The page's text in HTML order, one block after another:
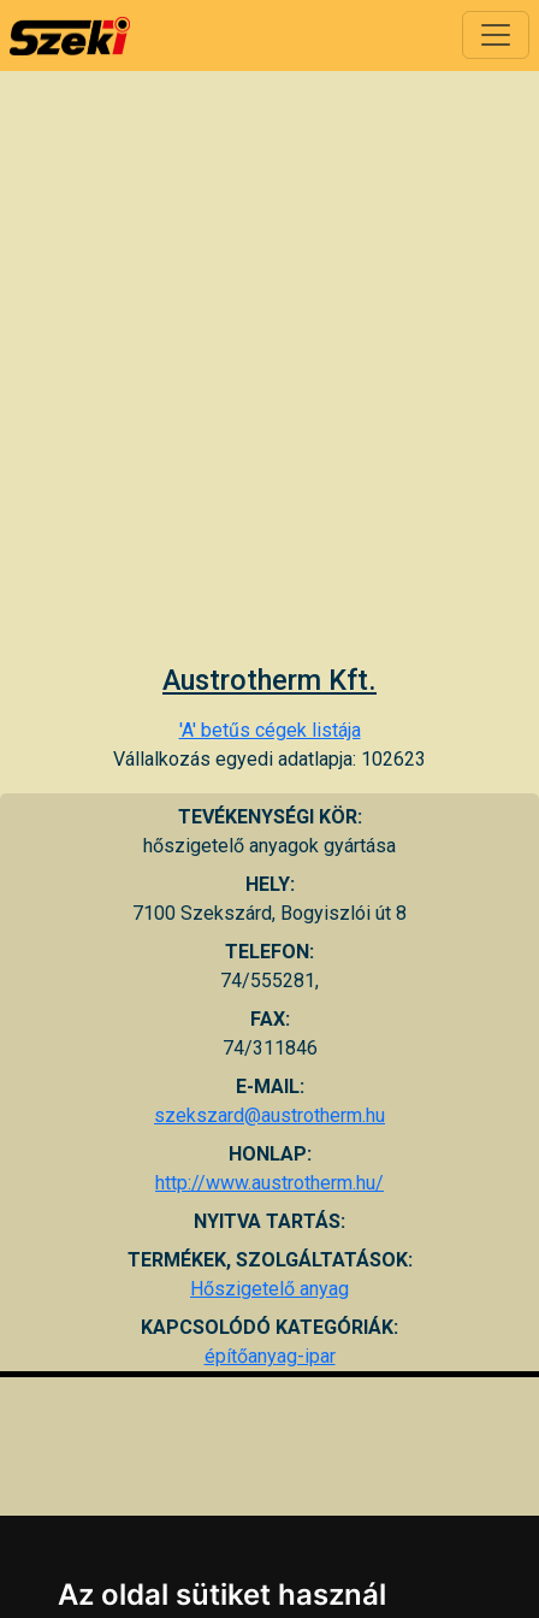
Austrotherm Kft.
'A' betűs cégek listája
Vállalkozás egyedi adatlapja: 102623
TEVÉKENYSÉGI KÖR:
hőszigetelő anyagok gyártása
HELY:
7100 Szekszárd, Bogyiszlói út 8
TELEFON:
74/555281,
FAX:
74/311846
E-MAIL:
szekszard@austrotherm.hu
HONLAP:
http://www.austrotherm.hu/
NYITVA TARTÁS:
TERMÉKEK, SZOLGÁLTATÁSOK:
Hőszigetelő anyag
KAPCSOLÓDÓ KATEGÓRIÁK:
építőanyag-ipar
Az oldal sütiket használ